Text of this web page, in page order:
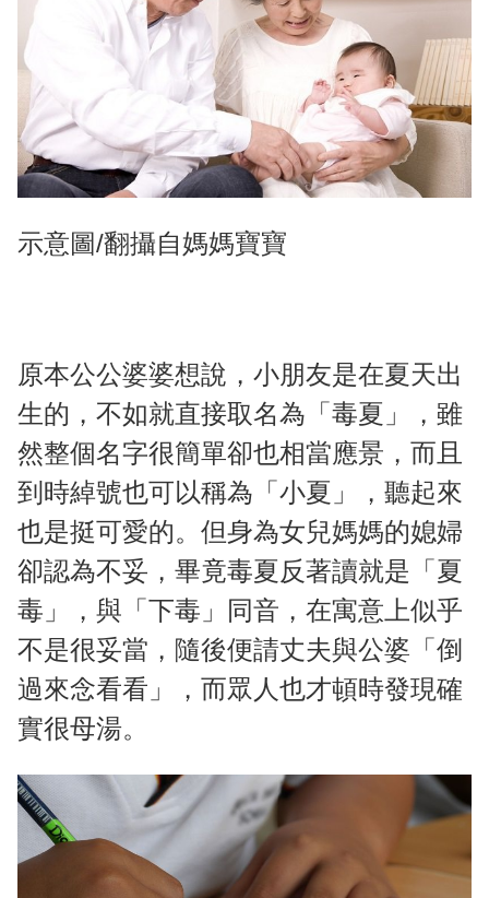
示意圖/翻攝自媽媽寶寶
原本公公婆婆想說，小朋友是在夏天出
生的，不如就直接取名為「毒夏」，雖
然整個名字很簡單卻也相當應景，而且
到時綽號也可以稱為「小夏」，聽起來
也是挺可愛的。但身為女兒媽媽的媳婦
卻認為不妥，畢竟毒夏反著讀就是「夏
毒」，與「下毒」同音，在寓意上似乎
不是很妥當，隨後便請丈夫與公婆「倒
過來念看看」，而眾人也才頓時發現確
實很母湯。